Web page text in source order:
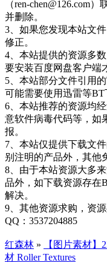
（ren-chen@126.com
并删除。
3、如果您发现本站文
修正。
4、本站提供的资源多
要安装百度网盘客户端
5、本站部分文件引用
可能需要使用迅雷等BT
6、本站推荐的资源均
意软件病毒代码等，如
报。
7、本站仅提供下载文
别注明的产品外，其他
8、由于本站资源大多
品外，如下载资源存在
解决。
9、其他资源求购，资
QQ：3537204885
红森林 »
【图片素材
材 Roller Textures